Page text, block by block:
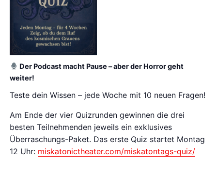
Der Podcast macht Pause – aber der Horror geht
weiter!
Teste dein Wissen – jede Woche mit 10 neuen Fragen!
Am Ende der vier Quizrunden gewinnen die drei
besten Teilnehmenden jeweils ein exklusives
Überraschungs-Paket. Das erste Quiz startet Montag
12 Uhr: miskatonictheater.com/miskatontags-quiz/